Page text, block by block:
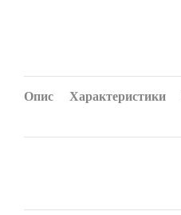
Опис Характеристики